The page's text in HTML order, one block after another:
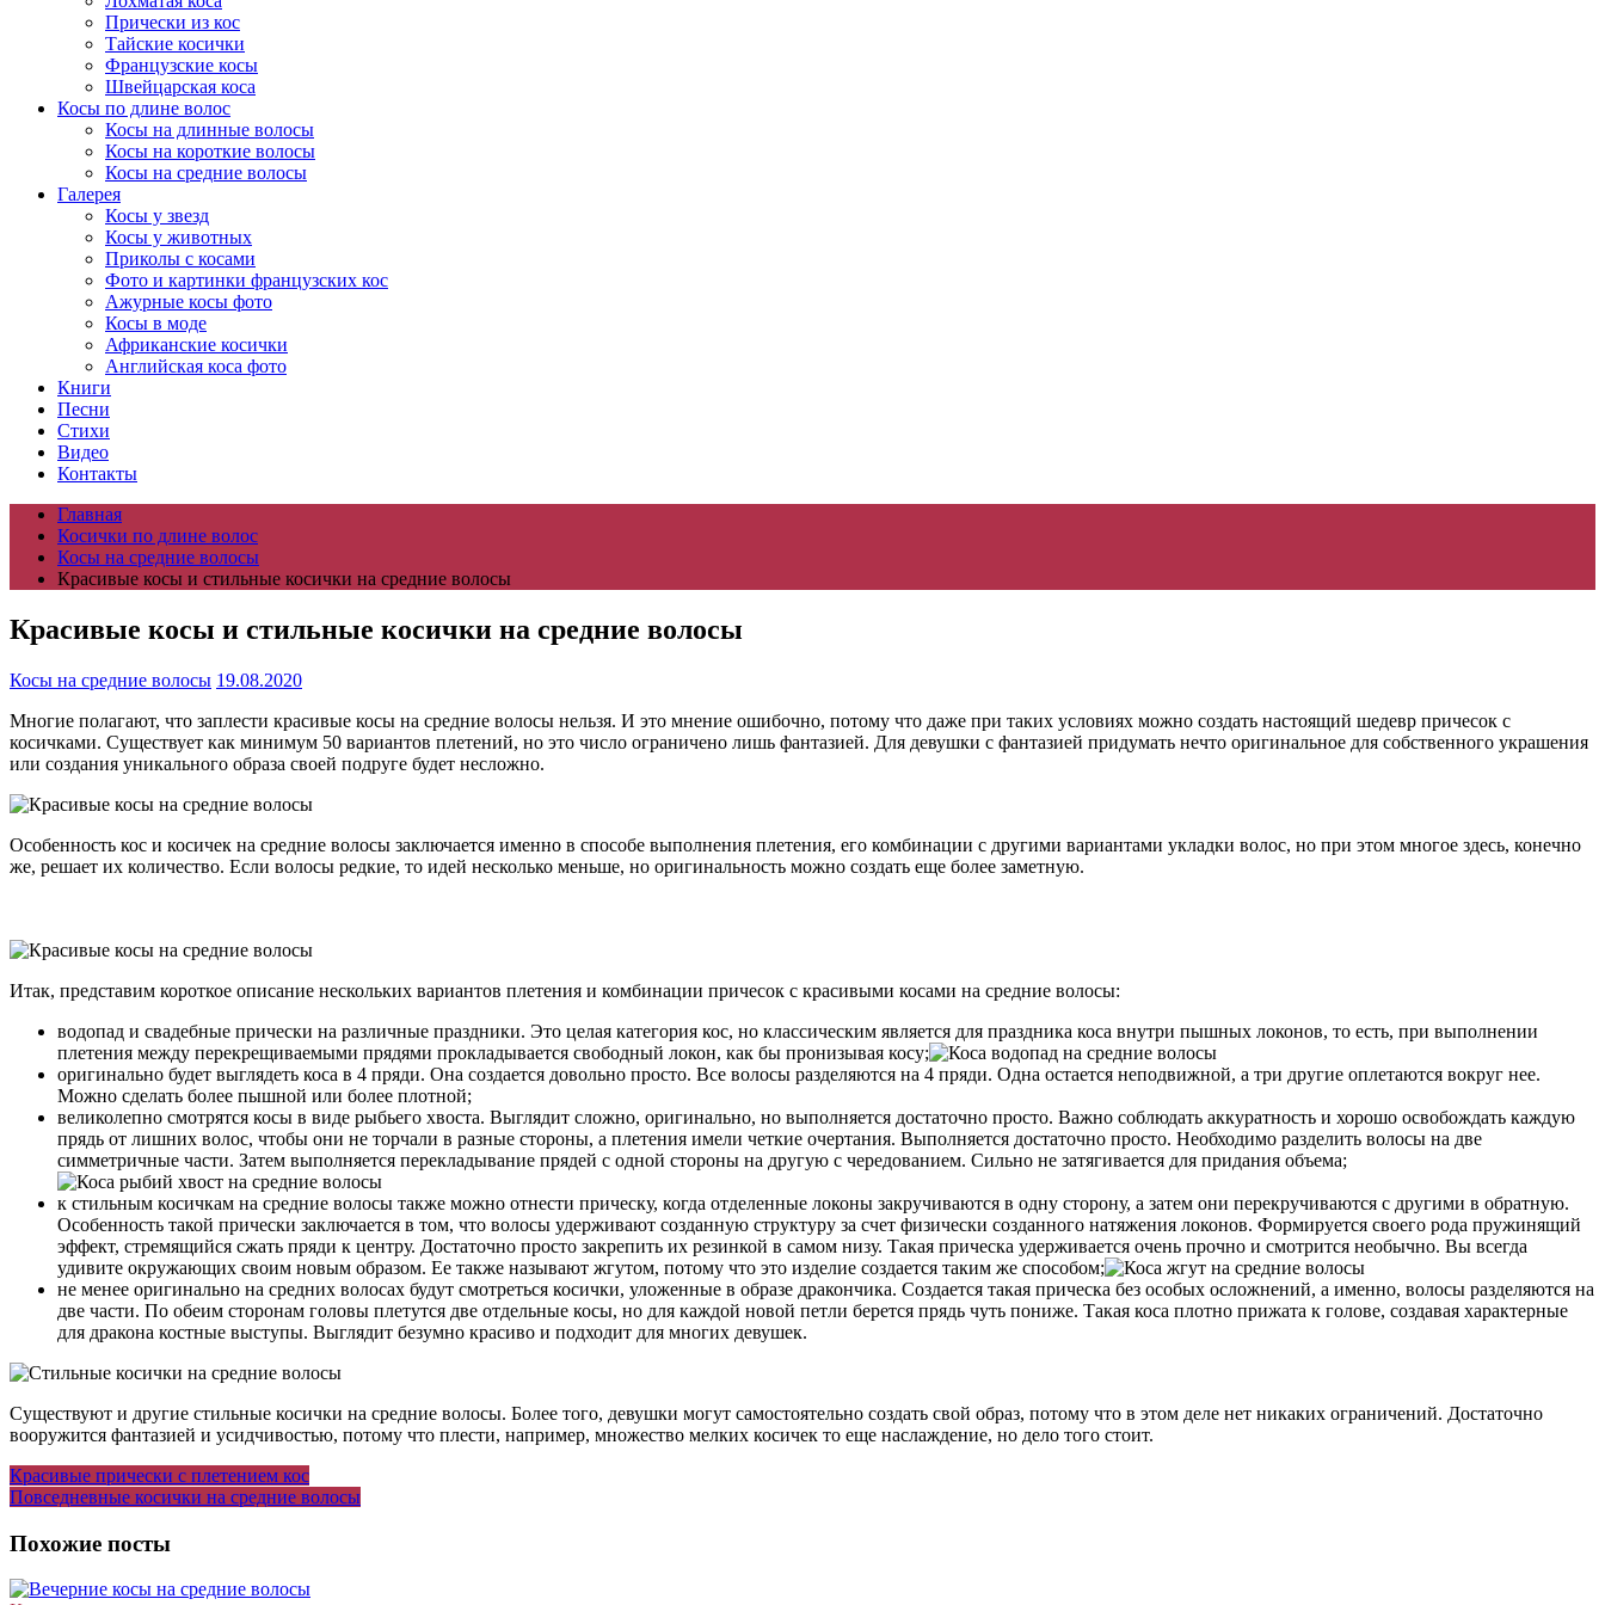
Прически из кос
Тайские косички
Французские косы
Швейцарская коса
Косы по длине волос
Косы на длинные волосы
Косы на короткие волосы
Косы на средние волосы
Галерея
Косы у звезд
Косы у животных
Приколы с косами
Фото и картинки французских кос
Ажурные косы фото
Косы в моде
Африканские косички
Английская коса фото
Книги
Песни
Cтихи
Видео
Контакты
Главная
Косички по длине волос
Косы на средние волосы
Красивые косы и стильные косички на средние волосы
Красивые косы и стильные косички на средние волосы
Косы на средние волосы 19.08.2020
Многие полагают, что заплести красивые косы на средние волосы нельзя. И это мнение ошибочно, потому что даже при таких условиях можно создать настоящий шедевр причесок с
косичками. Существует как минимум 50 вариантов плетений, но это число ограничено лишь фантазией. Для девушки с фантазией придумать нечто оригинальное для собственного украшения
или создания уникального образа своей подруге будет несложно.
Особенность кос и косичек на средние волосы заключается именно в способе выполнения плетения, его комбинации с другими вариантами укладки волос, но при этом многое здесь, конечно
же, решает их количество. Если волосы редкие, то идей несколько меньше, но оригинальность можно создать еще более заметную.
Итак, представим короткое описание нескольких вариантов плетения и комбинации причесок с красивыми косами на средние волосы:
водопад и свадебные прически на различные праздники. Это целая категория кос, но классическим является для праздника коса внутри пышных локонов, то есть, при выполнении
плетения между перекрещиваемыми прядями прокладывается свободный локон, как бы пронизывая косу;
оригинально будет выглядеть коса в 4 пряди. Она создается довольно просто. Все волосы разделяются на 4 пряди. Одна остается неподвижной, а три другие оплетаются вокруг нее.
Можно сделать более пышной или более плотной;
великолепно смотрятся косы в виде рыбьего хвоста. Выглядит сложно, оригинально, но выполняется достаточно просто. Важно соблюдать аккуратность и хорошо освобождать каждую
прядь от лишних волос, чтобы они не торчали в разные стороны, а плетения имели четкие очертания. Выполняется достаточно просто. Необходимо разделить волосы на две
симметричные части. Затем выполняется перекладывание прядей с одной стороны на другую с чередованием. Сильно не затягивается для придания объема;
к стильным косичкам на средние волосы также можно отнести прическу, когда отделенные локоны закручиваются в одну сторону, а затем они перекручиваются с другими в обратную.
Особенность такой прически заключается в том, что волосы удерживают созданную структуру за счет физически созданного натяжения локонов. Формируется своего рода пружинящий
эффект, стремящийся сжать пряди к центру. Достаточно просто закрепить их резинкой в самом низу. Такая прическа удерживается очень прочно и смотрится необычно. Вы всегда
удивите окружающих своим новым образом. Ее также называют жгутом, потому что это изделие создается таким же способом;
не менее оригинально на средних волосах будут смотреться косички, уложенные в образе дракончика. Создается такая прическа без особых осложнений, а именно, волосы разделяются на
две части. По обеим сторонам головы плетутся две отдельные косы, но для каждой новой петли берется прядь чуть пониже. Такая коса плотно прижата к голове, создавая характерные
для дракона костные выступы. Выглядит безумно красиво и подходит для многих девушек.
Существуют и другие стильные косички на средние волосы. Более того, девушки могут самостоятельно создать свой образ, потому что в этом деле нет никаких ограничений. Достаточно
вооружится фантазией и усидчивостью, потому что плести, например, множество мелких косичек то еще наслаждение, но дело того стоит.
Навигация
по
записям
Красивые прически с плетением кос
Повседневные косички на средние волосы
Похожие посты